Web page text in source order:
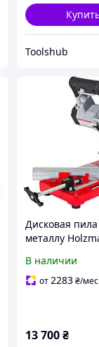
Toolshub
Дисковая
металлу
В наличии
от2283 ₴/мес
13 700 ₴